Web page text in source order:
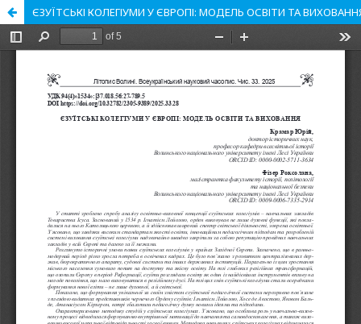
ЄЗУЇТСЬКІ КОЛЕГІУМИ У ЄВРОПІ: МОДЕЛЬ ОСВІТИ ТА